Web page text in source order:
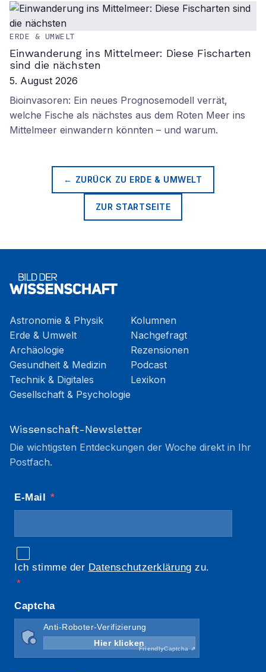
ERDE & UMWELT
Einwanderung ins Mittelmeer: Diese Fischarten
sind die nächsten
5. August 2026
Bioinvasoren: Ein neues Prognosemodell verrät,
welche Fische als nächstes aus dem Roten Meer ins
Mittelmeer einwandern könnten – und warum.
← ZURÜCK ZU ERDE & UMWELT
ZUR STARTSEITE
Astronomie & Physik
Erde & Umwelt
Archäologie
Gesundheit & Medizin
Technik & Digitales
Gesellschaft & Psychologie
Kolumnen
Nachgefragt
Rezensionen
Podcast
Lexikon
Wissenschaft-Newsletter
Die wichtigsten Entdeckungen der Woche direkt in Ihr
Postfach.